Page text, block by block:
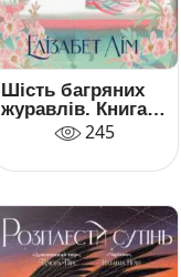
Шість багряних
журавлів. Книга
2. Обіцянка
дракона
245